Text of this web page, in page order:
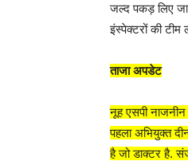
जल्द पकड़ लिए
इंस्पेक्टरों की टीम
ताजा अपडेट
नूह एसपी
पहला अभियुक्त
है जो डाक्टर है.